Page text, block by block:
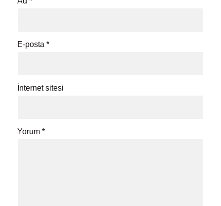
E-posta *
İnternet sitesi
Yorum *